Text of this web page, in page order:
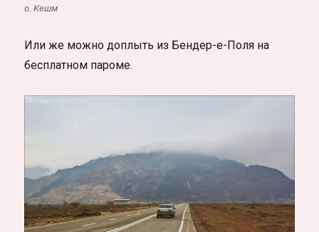
о. Кешм
Или же можно доплыть из Бендер-е-Поля на
бесплатном пароме.